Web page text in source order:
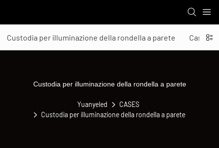
Custodia per illuminazione della rondella a parete Case di
Custodia per illuminazione della rondella a parete
Yuanyeled
CASES
Custodia per illuminazione della rondella a parete